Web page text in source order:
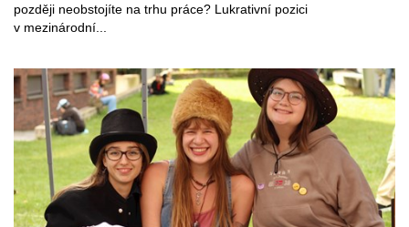
později neobstojíte na trhu práce? Lukrativní pozici
v mezinárodní...